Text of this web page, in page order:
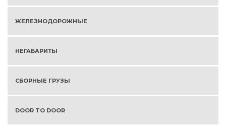
ЖЕЛЕЗНОДОРОЖНЫЕ
НЕГАБАРИТЫ
СБОРНЫЕ ГРУЗЫ
DOOR TO DOOR